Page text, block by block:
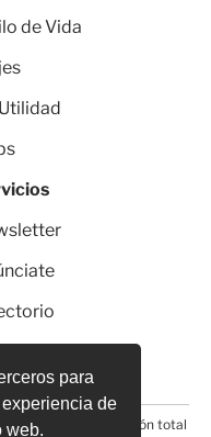
para
de
web.
de Vida
la reproducción total